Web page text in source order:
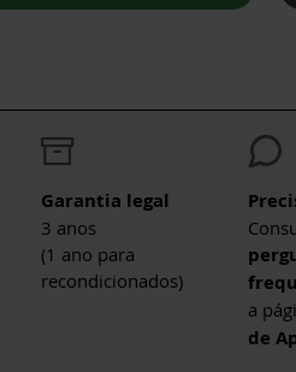
Garantia legal
3 anos
(1 ano para
recondicionados)
a
de